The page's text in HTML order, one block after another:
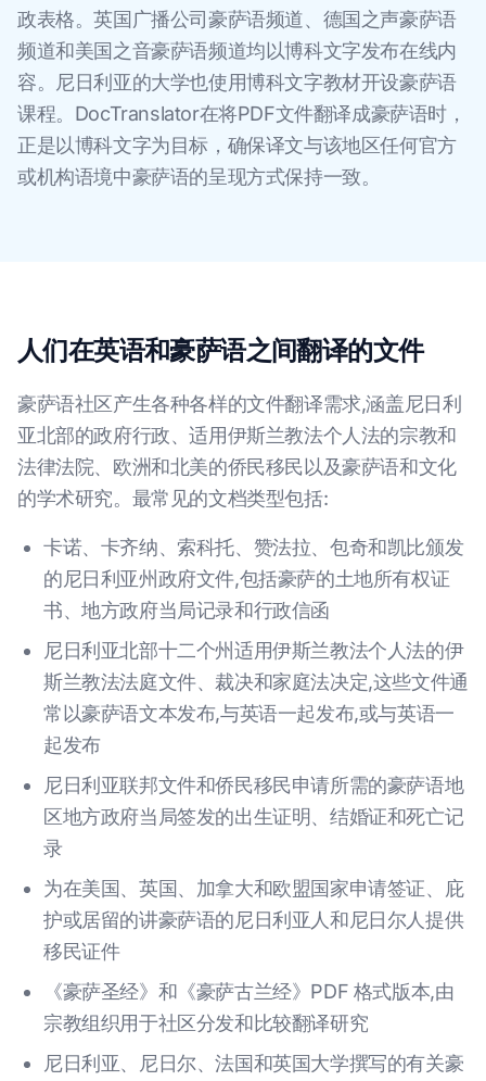
政表格。英国广播公司豪萨语频道、德国之声豪萨语
频道和美国之音豪萨语频道均以博科文字发布在线内
容。尼日利亚的大学也使用博科文字教材开设豪萨语
课程。DocTranslator在将PDF文件翻译成豪萨语时，
正是以博科文字为目标，确保译文与该地区任何官方
或机构语境中豪萨语的呈现方式保持一致。
人们在英语和豪萨语之间翻译的文件
豪萨语社区产生各种各样的文件翻译需求,涵盖尼日利
亚北部的政府行政、适用伊斯兰教法个人法的宗教和
法律法院、欧洲和北美的侨民移民以及豪萨语和文化
的学术研究。最常见的文档类型包括:
卡诺、卡齐纳、索科托、赞法拉、包奇和凯比颁发
的尼日利亚州政府文件,包括豪萨的土地所有权证
书、地方政府当局记录和行政信函
尼日利亚北部十二个州适用伊斯兰教法个人法的伊
斯兰教法法庭文件、裁决和家庭法决定,这些文件通
常以豪萨语文本发布,与英语一起发布,或与英语一
起发布
尼日利亚联邦文件和侨民移民申请所需的豪萨语地
区地方政府当局签发的出生证明、结婚证和死亡记
录
为在美国、英国、加拿大和欧盟国家申请签证、庇
护或居留的讲豪萨语的尼日利亚人和尼日尔人提供
移民证件
《豪萨圣经》和《豪萨古兰经》PDF 格式版本,由
宗教组织用于社区分发和比较翻译研究
尼日利亚、尼日尔、法国和英国大学撰写的有关豪